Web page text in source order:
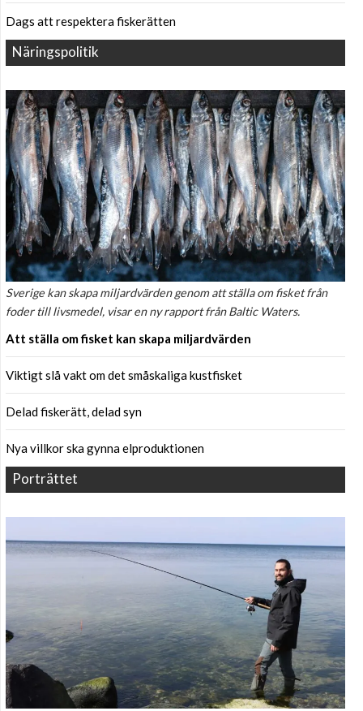
Dags att respektera fiskerätten
Näringspolitik
Sverige kan skapa miljardvärden genom att ställa om fisket från
foder till livsmedel, visar en ny rapport från Baltic Waters.
Att ställa om fisket kan skapa miljardvärden
Viktigt slå vakt om det småskaliga kustfisket
Delad fiskerätt, delad syn
Nya villkor ska gynna elproduktionen
Porträttet